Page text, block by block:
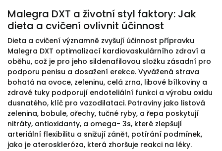
Malegra DXT a životní styl faktory: Jak
dieta a cvičení ovlivnit účinnost
Dieta a cvičení významně zvyšují účinnost přípravku
Malegra DXT optimalizací kardiovaskulárního zdraví a
oběhu, což je pro jeho sildenafilovou složku zásadní pro
podporu penisu a dosažení erekce. Vyvážená strava
bohatá na ovoce, zeleninu, celá zrna, libové bílkoviny a
zdravé tuky podporují endoteliální funkci a výrobu oxidu
dusnatého, klíč pro vazodilataci. Potraviny jako listová
zelenina, bobule, ořechy, tučné ryby, a řepa poskytují
nitráty, antioxidanty, a omega- 3s, které zlepšují
arteriální flexibilitu a snižují zánět, potírání podmínek,
jako je ateroskleróza, která zhoršuje reakci na léky.